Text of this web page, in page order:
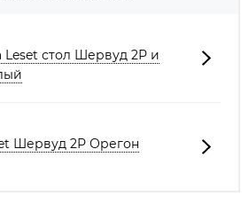
Leset стол Шервуд 2Р и
Шервуд 2Р Орегон